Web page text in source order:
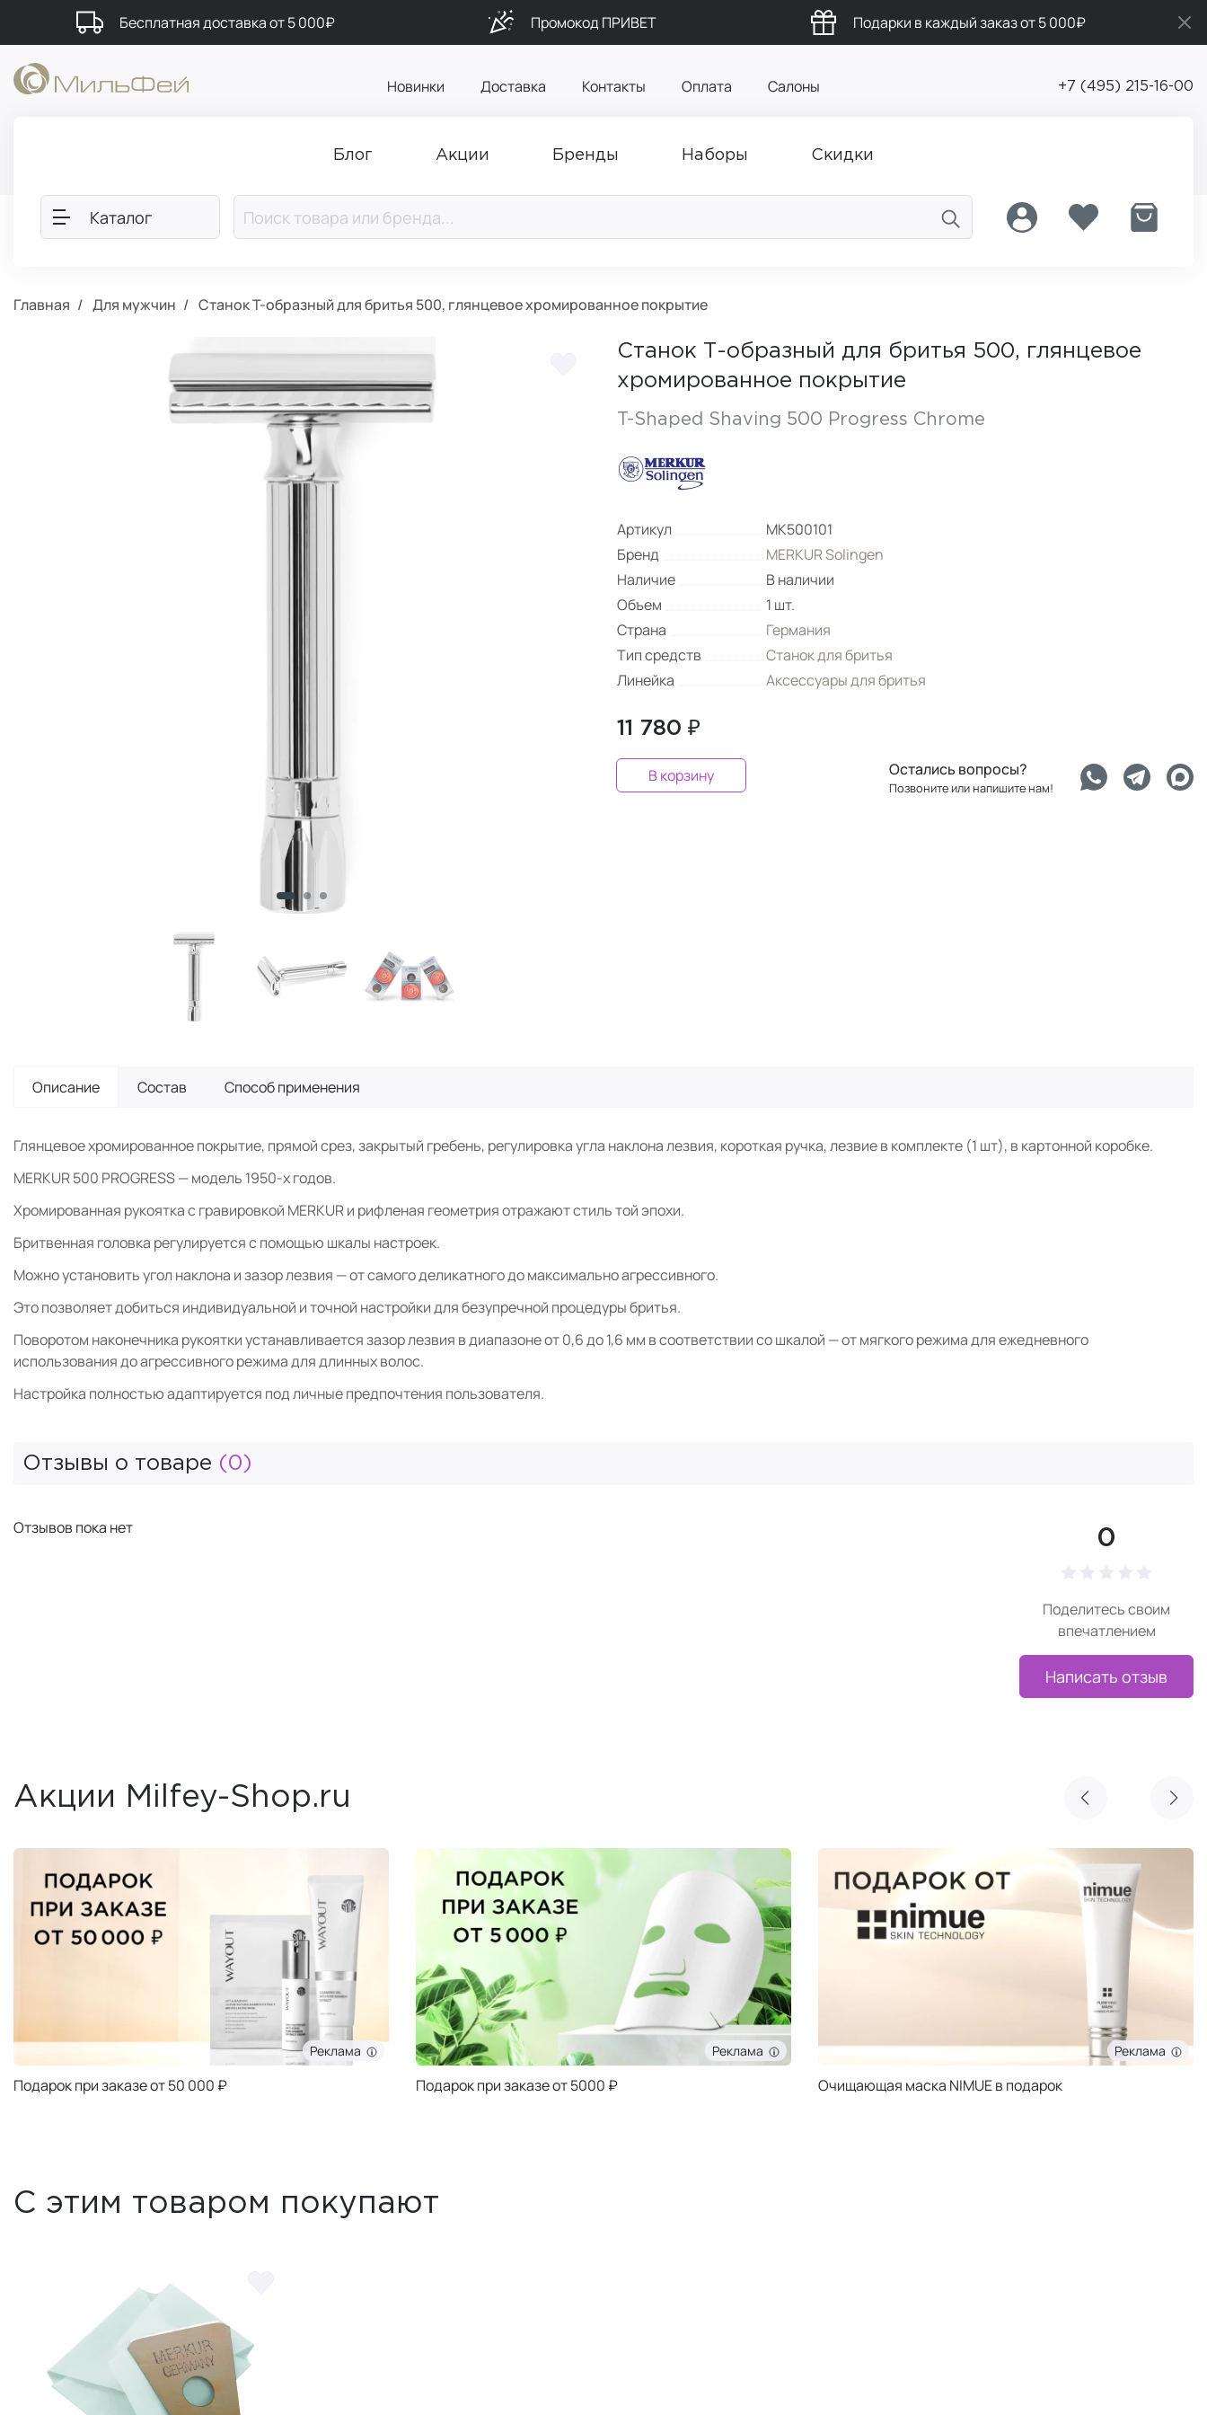
Бесплатная доставка от 5 000₽ Промокод ПРИВЕТ Подарки в каждый заказ от 5 000₽
Новинки Доставка Контакты Оплата Салоны +7 (495) 215-16-00
Блог Акции Бренды Наборы Скидки
Каталог
Главная Для мужчин Станок Т-образный для бритья 500, глянцевое хромированное покрытие
Станок Т-образный для бритья 500, глянцевое
хромированное покрытие
T-Shaped Shaving 500 Progress Chrome
Артикул
MK500101
Бренд
MERKUR Solingen
Наличие
В наличии
Объем
1 шт.
Страна
Германия
Тип средств
Станок для бритья
Линейка
Аксессуары для бритья
11 780 ₽
В корзину Остались вопросы?
Позвоните или напишите нам!
Описание Состав Способ применения
Глянцевое хромированное покрытие, прямой срез, закрытый гребень, регулировка угла наклона лезвия, короткая ручка, лезвие в комплекте (1 шт), в картонной коробке.
MERKUR 500 PROGRESS — модель 1950-х годов.
Хромированная рукоятка с гравировкой MERKUR и рифленая геометрия отражают стиль той эпохи.
Бритвенная головка регулируется с помощью шкалы настроек.
Можно установить угол наклона и зазор лезвия — от самого деликатного до максимально агрессивного.
Это позволяет добиться индивидуальной и точной настройки для безупречной процедуры бритья.
Поворотом наконечника рукоятки устанавливается зазор лезвия в диапазоне от 0,6 до 1,6 мм в соответствии со шкалой — от мягкого режима для ежедневного
использования до агрессивного режима для длинных волос.
Настройка полностью адаптируется под личные предпочтения пользователя.
Отзывы о товаре (0)
0
Поделитесь своим
впечатлением
Написать отзыв
Отзывов пока нет
Акции Milfey-Shop.ru
Реклама
Подарок при заказе от 50 000 ₽
Реклама
Подарок при заказе от 5000 ₽
Реклама
Очищающая маска NIMUE в подарок
С этим товаром покупают